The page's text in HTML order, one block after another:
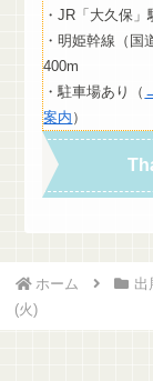
・JR「大久保
・明姫幹線（国
400m
・駐車場あり（
案内 ）
ホーム 出
(火)